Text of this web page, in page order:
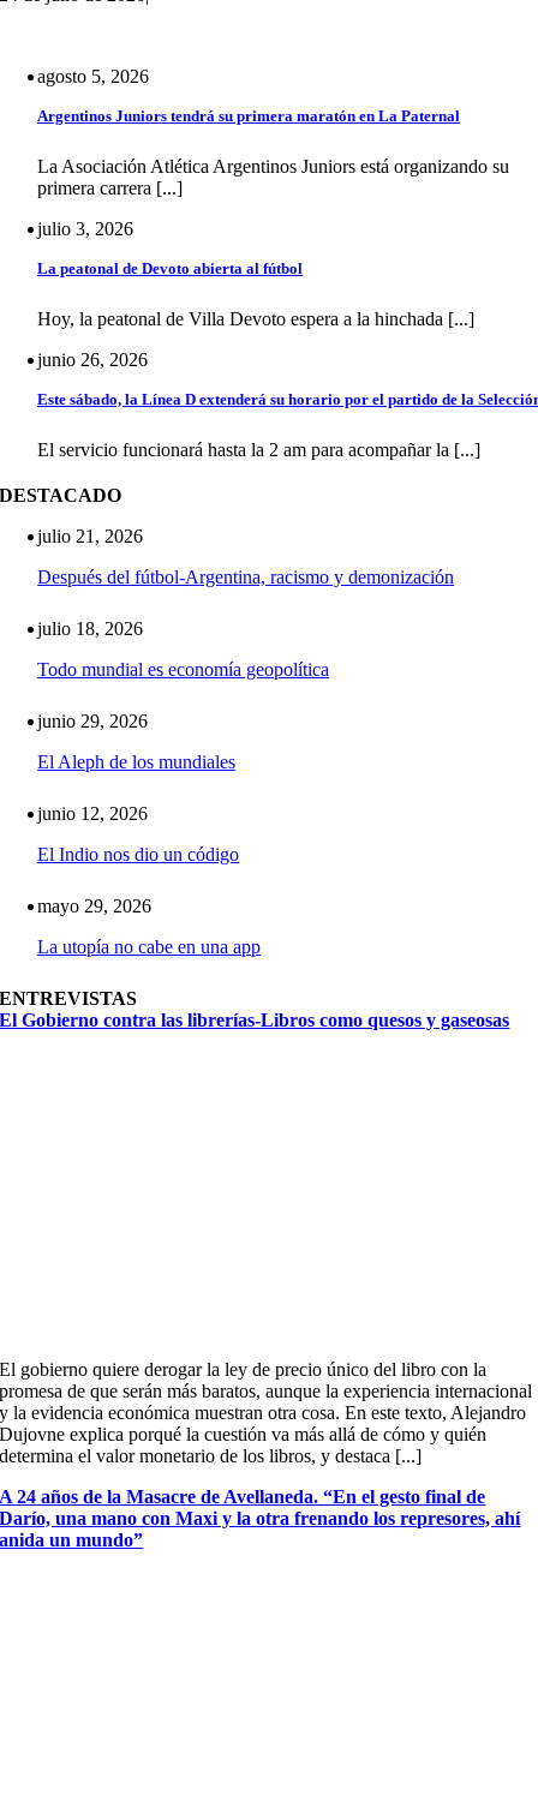
agosto 5, 2026
Argentinos Juniors tendrá su primera maratón en La Paternal
La Asociación Atlética Argentinos Juniors está organizando su
primera carrera [...]
julio 3, 2026
La peatonal de Devoto abierta al fútbol
Hoy, la peatonal de Villa Devoto espera a la hinchada [...]
junio 26, 2026
Este sábado, la Línea D extenderá su horario por el partido de la
El servicio funcionará hasta la 2 am para acompañar la [...]
DESTACADO
julio 21, 2026
Después del fútbol-Argentina, racismo y demonización
julio 18, 2026
Todo mundial es economía geopolítica
junio 29, 2026
El Aleph de los mundiales
junio 12, 2026
El Indio nos dio un código
mayo 29, 2026
La utopía no cabe en una app
ENTREVISTAS
El Gobierno contra las librerías-Libros como quesos y gaseosas
El gobierno quiere derogar la ley de precio único del libro con la
promesa de que serán más baratos, aunque la experiencia internacional
y la evidencia económica muestran otra cosa. En este texto, Alejandro
Dujovne explica porqué la cuestión va más allá de cómo y quién
determina el valor monetario de los libros, y destaca [...]
A 24 años de la Masacre de Avellaneda. “En el gesto final de
Darío, una mano con Maxi y la otra frenando los represores, ahí
anida un mundo”